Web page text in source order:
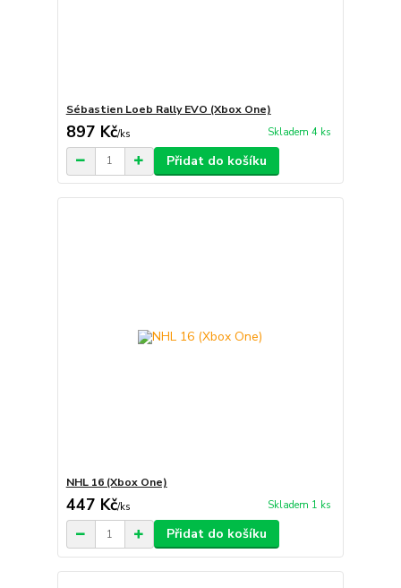
Sébastien Loeb Rally EVO (Xbox One)
897 Kč/ks Skladem 4 ks
Přidat do košíku
NHL 16 (Xbox One)
447 Kč/ks Skladem 1 ks
Přidat do košíku